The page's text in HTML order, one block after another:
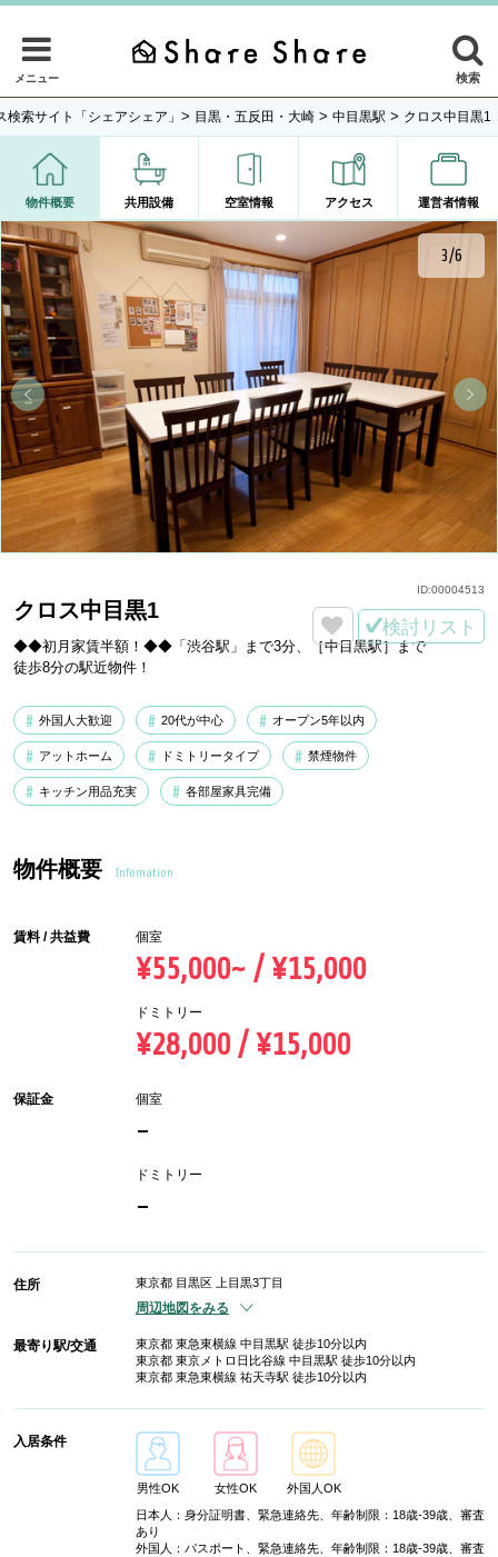
メニュー 検索
検索サイト「シェアシェア」 > 目黒・五反田・大崎 > 中目黒駅 > クロス中目黒1
物件概要 共用設備 空室情報 アクセス 運営者情報
3/6
クロス中目黒1
◆◆初月家賃半額！◆◆「渋谷駅」まで3分、［中目黒駅］まで
徒歩8分の駅近物件！
検討リスト
外国人大歓迎 20代が中心 オープン5年以内
アットホーム ドミトリータイプ 禁煙物件
キッチン用品充実 各部屋家具完備
ID:00004513
物件概要 Infomation
賃料 / 共益費 個室
¥55,000~ / ¥15,000
ドミトリー
¥28,000 / ¥15,000
保証金 個室
-
ドミトリー
-
住所 東京都 目黒区 上目黒3丁目
周辺地図をみる
最寄り駅/交通
東京都 東急東横線 中目黒駅 徒歩10分以内
東京都 東京メトロ日比谷線 中目黒駅 徒歩10分以内
東京都 東急東横線 祐天寺駅 徒歩10分以内
入居条件
男性OK 女性OK
外国人OK
日本人：身分証明書、緊急連絡先、年齢制限：18歳-39歳、審査
あり
外国人：パスポート、緊急連絡先、年齢制限：18歳-39歳、審査